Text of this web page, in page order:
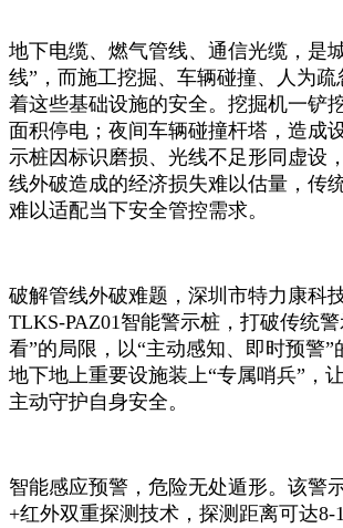
地下电缆、燃气管线、通信光缆，是
线”，而施工挖掘、车辆碰撞、人为
着这些基础设施的安全。挖掘机一铲
面积停电；夜间车辆碰撞杆塔，造成
示桩因标识磨损、光线不足形同虚设
线外破造成的经济损失难以估量，传
难以适配当下安全管控需求。
破解管线外破难题，深圳市特力康科
TLKS-PAZ01智能警示桩，打破传统
看”的局限，以“主动感知、即时预警”
地下地上重要设施装上“专属哨兵”，
主动守护自身安全。
智能感应预警，危险无处遁形。该警
+红外双重探测技术，探测距离可达8-